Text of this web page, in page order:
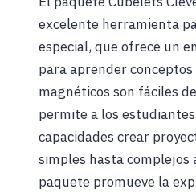
excelente herramienta
especial, que ofrece un
para aprender conceptos
magnéticos son fáciles
permite a los
capacidades crear
simples hasta complejos
paquete promueve la